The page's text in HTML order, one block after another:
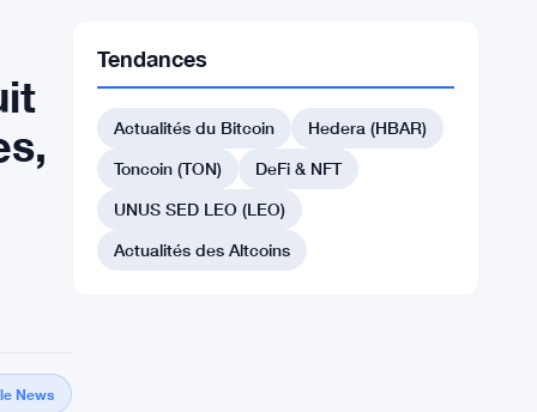
News
Tendances
Actualités du Bitcoin
Hedera (HBAR)
Toncoin (TON)
DeFi & NFT
UNUS SED LEO (LEO)
Actualités des Altcoins